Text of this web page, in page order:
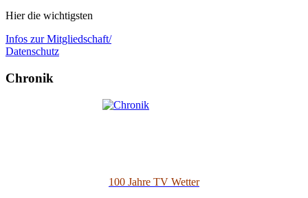
Hier die wichtigsten
Infos zur Mitgliedschaft/
Datenschutz
Chronik
100 Jahre TV Wetter